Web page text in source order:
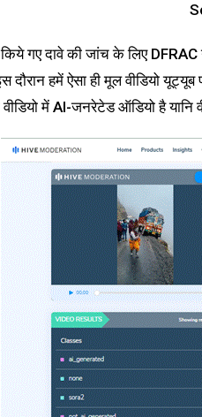
किये गए दावे की जांच के लिए
दौरान हमें ऐसा ही मूल वीडियो
वीडियो में AI-जनरेटेड ऑडियो है